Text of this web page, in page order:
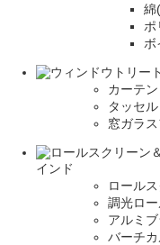
綿
ポ
ボ
カーテ
タッセル
窓ガラ
インド
ロール
調光ロ
アルミ
バーチカ